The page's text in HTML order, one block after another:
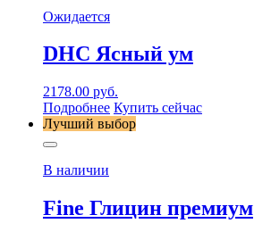
Ожидается
DHC Ясный ум
2178.00 руб.
Подробнее Купить сейчас
Лучший выбор
В наличии
Fine Глицин премиум